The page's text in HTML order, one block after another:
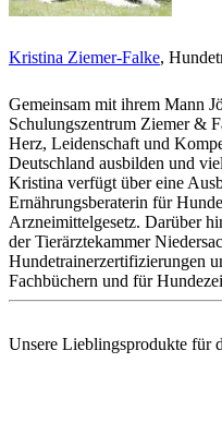
Kristina Ziemer-Falke,
Gemeinsam mit ihrem Mann
Schulungszentrum Ziemer &
Herz, Leidenschaft und
Deutschland ausbilden und
Kristina verfügt über eine
Ernährungsberaterin für
Arzneimittelgesetz. Darüber
der Tierärztekammer
Hundetrainerzertifizierungen
Fachbüchern und für
Unsere Lieblingsprodukte für